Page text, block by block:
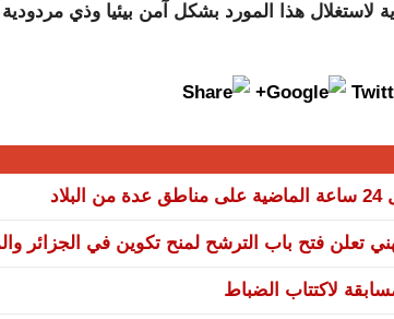
لاستغلال هذا المورد بشكل آمن بيئيا وذي مردودية
تعلن فتح باب الترشح لمنح تكوين في الجزائر
لاكتتاب الضباط